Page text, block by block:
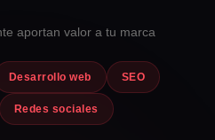
aportan valor a tu marca
Desarrollo web SEO
Redes sociales